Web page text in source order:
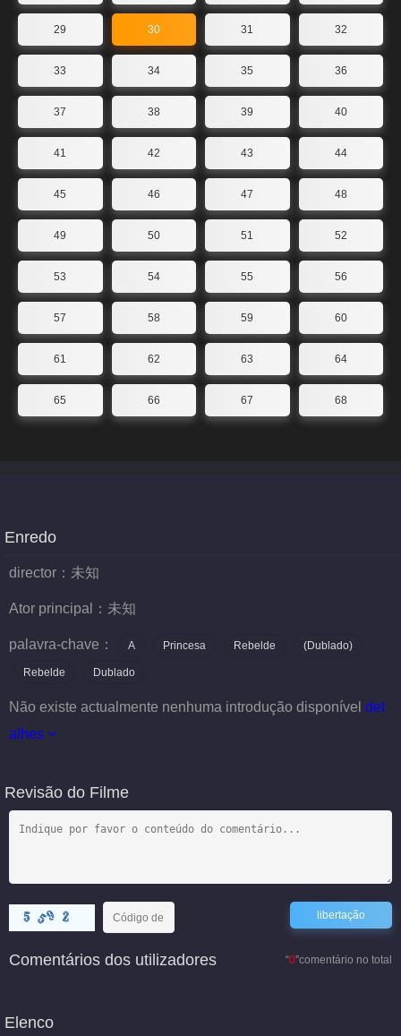
29 30 31 32
33 34 35 36
37 38 39 40
41 42 43 44
45 46 47 48
49 50 51 52
53 54 55 56
57 58 59 60
61 62 63 64
65 66 67 68
Enredo
director： 未知
Ator principal： 未知
palavra-chave： A Princesa Rebelde (Dublado)
Rebelde Dublado
Não existe actualmente nenhuma introdução disponível det
alhes
Revisão do Filme
“0”comentário no total
Comentários dos utilizadores
Elenco